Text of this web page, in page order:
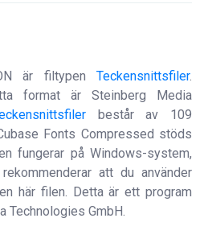
är filtypen Teckensnittsfiler.
format är Steinberg Media
består av 109
Fonts Compressed stöds
fungerar på Windows-system,
att du använder
här filen. Detta är ett program
Technologies GmbH.